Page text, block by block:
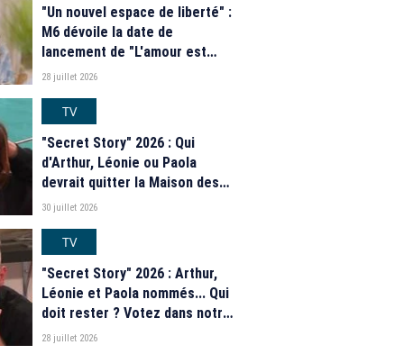
"Un nouvel espace de liberté" :
M6 dévoile la date de
lancement de "L'amour est
dans le pré" 2026 et une
Le Marchand
28 juillet 2026
TV
"Secret Story" 2026 : Qui
d'Arthur, Léonie ou Paola
devrait quitter la Maison des
secrets ce soir ? Les
30 juillet 2026
TV
"Secret Story" 2026 : Arthur,
Léonie et Paola nommés... Qui
doit rester ? Votez dans notre
sondage
28 juillet 2026